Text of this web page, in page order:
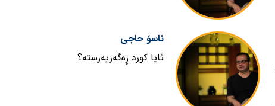
ئاسۆ حاجی
ئایا کورد ڕەگەزپەرستە؟